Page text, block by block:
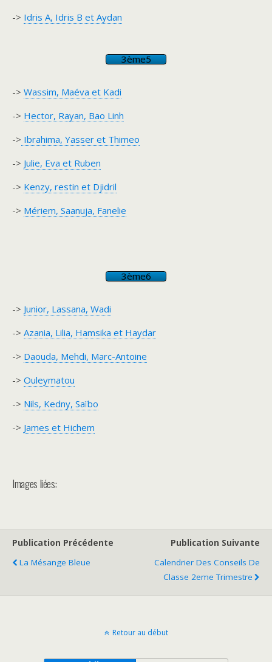
-> Idris A, Idris B et Aydan
3ème5
-> Wassim, Maéva et Kadi
-> Hector, Rayan, Bao Linh
-> Ibrahima, Yasser et Thimeo
-> Julie, Eva et Ruben
-> Kenzy, restin et Djidril
-> Mériem, Saanuja, Fanelie
3ème6
-> Junior, Lassana, Wadi
-> Azania, Lilia, Hamsika et Haydar
-> Daouda, Mehdi, Marc-Antoine
-> Ouleymatou
-> Nils, Kedny, Saïbo
-> James et Hichem
Images liées:
Publication Précédente
La Mésange Bleue
Publication Suivante
Calendrier Des Conseils De
Classe 2eme Trimestre
Retour au début